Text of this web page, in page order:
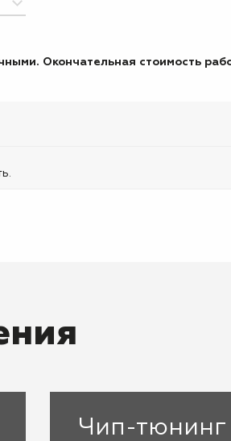
Окончательная стоимость
Чип-тюнинг